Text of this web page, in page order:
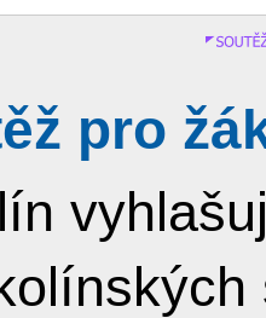
pro